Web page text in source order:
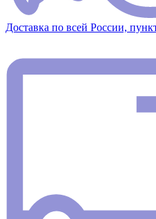
Доставка по всей России,